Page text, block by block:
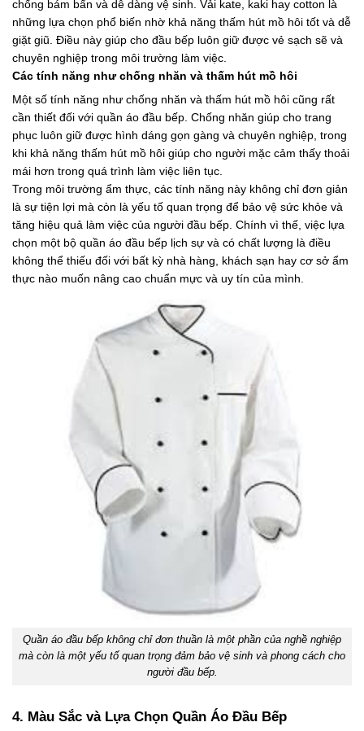
chống bám bẩn và dễ dàng vệ sinh. Vải kate, kaki hay cotton là
những lựa chọn phổ biến nhờ khả năng thấm hút mồ hôi tốt và dễ
giặt giũ. Điều này giúp cho đầu bếp luôn giữ được vẻ sạch sẽ và
chuyên nghiệp trong môi trường làm việc.
Các tính năng như chống nhăn và thấm hút mồ hôi
Một số tính năng như chống nhăn và thấm hút mồ hôi cũng rất
cần thiết đối với quần áo đầu bếp. Chống nhăn giúp cho trang
phục luôn giữ được hình dáng gọn gàng và chuyên nghiệp, trong
khi khả năng thấm hút mồ hôi giúp cho người mặc cảm thấy thoải
mái hơn trong quá trình làm việc liên tục.
Trong môi trường ẩm thực, các tính năng này không chỉ đơn giản
là sự tiện lợi mà còn là yếu tố quan trọng để bảo vệ sức khỏe và
tăng hiệu quả làm việc của người đầu bếp. Chính vì thế, việc lựa
chọn một bộ quần áo đầu bếp lịch sự và có chất lượng là điều
không thể thiếu đối với bất kỳ nhà hàng, khách sạn hay cơ sở ẩm
thực nào muốn nâng cao chuẩn mực và uy tín của mình.
Quần áo đầu bếp không chỉ đơn thuần là một phần của nghề nghiệp
mà còn là một yếu tố quan trọng đảm bảo vệ sinh và phong cách cho
người đầu bếp.
4. Màu Sắc và Lựa Chọn Quần Áo Đầu Bếp